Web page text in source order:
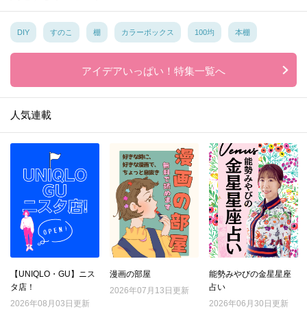
DIY すのこ 棚 カラーボックス 100均 本棚
アイデアいっぱい！特集一覧へ
人気連載
【UNIQLO・GU】ニス
タ店！
2026年08月03日更新
漫画の部屋
2026年07月13日更新
能勢みやびの金星星座
占い
2026年06月30日更新